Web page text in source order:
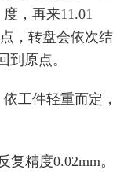
，再来11.01
，转盘会依次结
到原点。
工件轻重而定，
精度0.02mm。